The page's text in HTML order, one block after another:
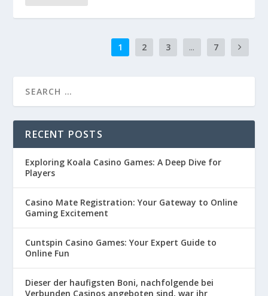
1 2 3 ... 7
RECENT POSTS
Exploring Koala Casino Games: A Deep Dive for
Players
Casino Mate Registration: Your Gateway to Online
Gaming Excitement
Cuntspin Casino Games: Your Expert Guide to
Online Fun
Dieser der haufigsten Boni, nachfolgende bei
Verbunden Casinos angeboten sind, war ihr